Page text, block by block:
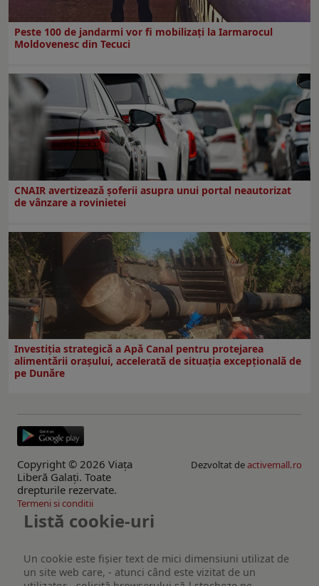
Peste 100 de jandarmi vor fi mobilizați la Iarmarocul
Moldovenesc din Tecuci
CNAIR avertizează șoferii asupra unui portal neautorizat
de vânzare a rovinietei
Investiția strategică a Apă Canal pentru protejarea
alimentării orașului, accelerată de situația excepțională de
pe Dunăre
Copyright © 2026 Viaţa
Liberă Galaţi. Toate
drepturile rezervate.
Dezvoltat deactivemall.ro
Termeni si conditii
Listă cookie-uri
Un cookie este fişier text de mici dimensiuni utilizat de
un site web care, - atunci când este vizitat de un